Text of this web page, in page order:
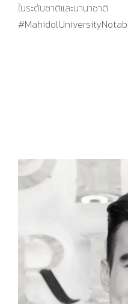
ในระดับชาติและนานาชาติ